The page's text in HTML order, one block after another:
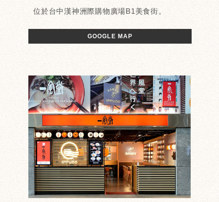
位於台中漢神洲際購物廣場B1美食街。
GOOGLE MAP